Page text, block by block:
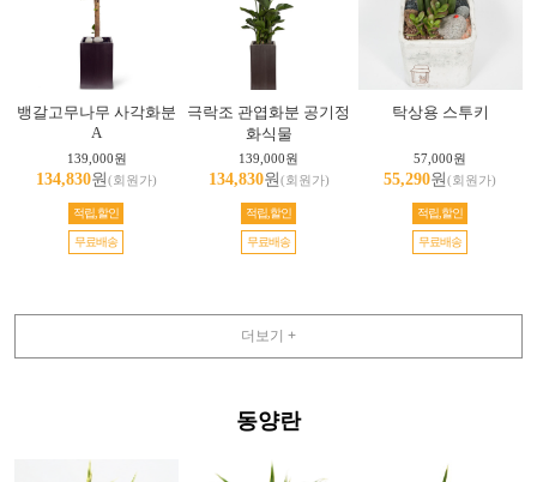
뱅갈고무나무 사각화분
A
139,000원
134,830원(회원가)
적립,할인
무료배송
극락조 관엽화분 공기정
화식물
139,000원
134,830원(회원가)
적립,할인
무료배송
탁상용 스투키
57,000원
55,290원(회원가)
적립,할인
무료배송
더보기 +
동양란